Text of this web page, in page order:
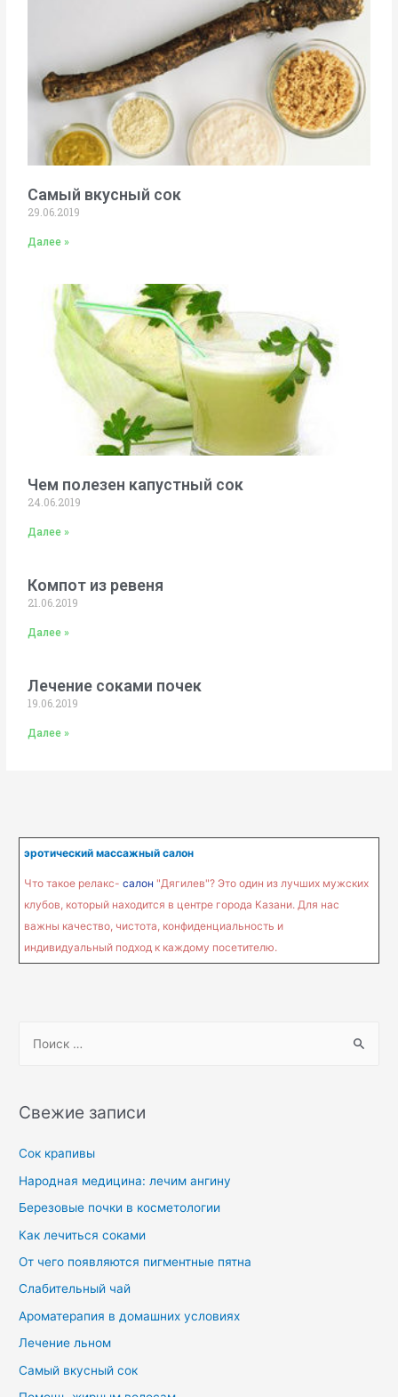
Самый вкусный сок
29.06.2019
Далее »
Чем полезен капустный сок
24.06.2019
Далее »
Компот из ревеня
21.06.2019
Далее »
Лечение соками почек
19.06.2019
Далее »
эротический массажный салон
Что такое релакс-салон "Дягилев"? Это один из лучших мужских
клубов, который находится в центре города Казани. Для нас
важны качество, чистота, конфиденциальность и
индивидуальный подход к каждому посетителю.
Свежие записи
Сок крапивы
Народная медицина: лечим ангину
Березовые почки в косметологии
Как лечиться соками
От чего появляются пигментные пятна
Слабительный чай
Ароматерапия в домашних условиях
Лечение льном
Самый вкусный сок